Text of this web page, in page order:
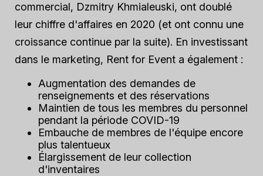
commercial, Dzmitry Khmialeuski, ont doublé
leur chiffre d'affaires en 2020 (et ont connu une
croissance continue par la suite). En investissant
dans le marketing, Rent for Event a également :
Augmentation des demandes de
renseignements et des réservations
Maintien de tous les membres du personnel
pendant la période COVID-19
Embauche de membres de l'équipe encore
plus talentueux
Élargissement de leur collection
d'inventaires